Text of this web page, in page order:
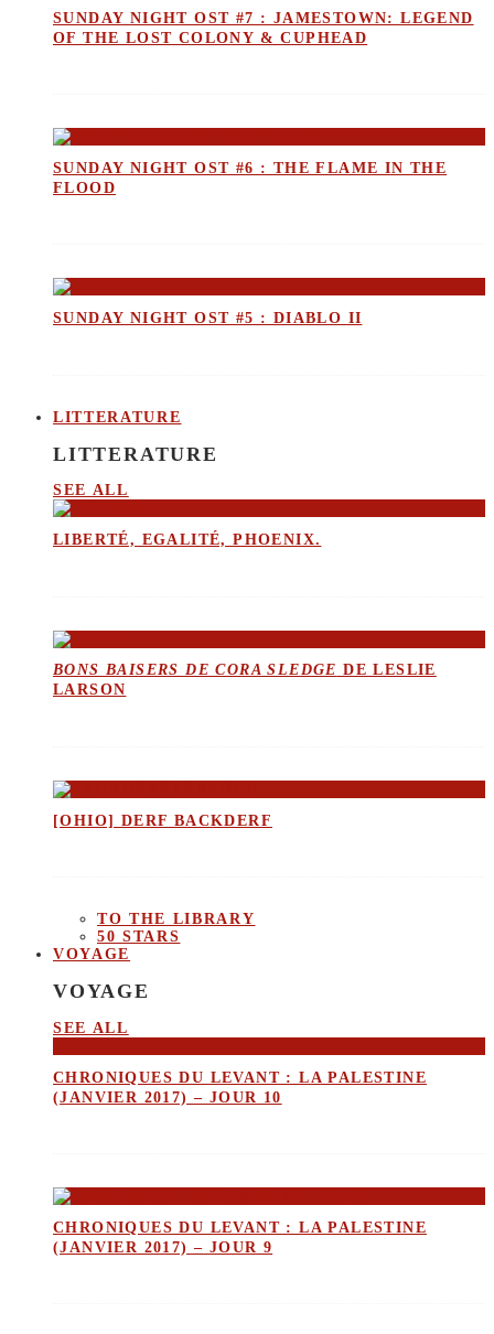
SUNDAY NIGHT OST #7 : JAMESTOWN: LEGEND
OF THE LOST COLONY & CUPHEAD
SUNDAY NIGHT OST #6 : THE FLAME IN THE
FLOOD
SUNDAY NIGHT OST #5 : DIABLO II
LITTERATURE
LITTERATURE
SEE ALL
LIBERTÉ, EGALITÉ, PHOENIX.
BONS BAISERS DE CORA SLEDGE DE LESLIE
LARSON
[OHIO] DERF BACKDERF
TO THE LIBRARY
50 STARS
VOYAGE
VOYAGE
SEE ALL
CHRONIQUES DU LEVANT : LA PALESTINE
(JANVIER 2017) – JOUR 10
CHRONIQUES DU LEVANT : LA PALESTINE
(JANVIER 2017) – JOUR 9